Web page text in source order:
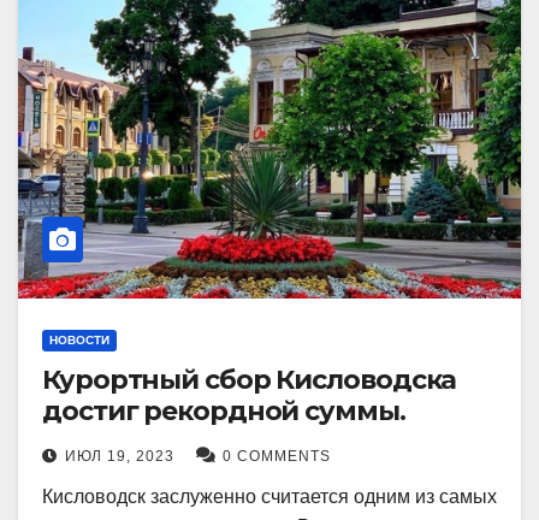
НОВОСТИ
Курортный сбор Кисловодска
достиг рекордной суммы.
ИЮЛ 19, 2023 0 COMMENTS
Кисловодск заслуженно считается одним из самых